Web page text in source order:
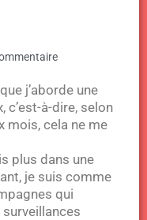
j’aborde une
c’est-à-dire, selon
mois, cela ne me
plus dans une
je suis comme
qui